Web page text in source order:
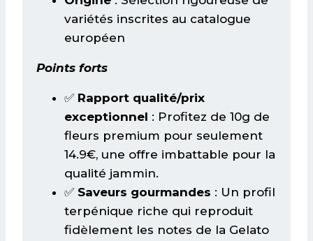
variétés inscrites au catalogue
européen
Points forts
✅ Rapport qualité/prix
exceptionnel : Profitez de 10g de
fleurs premium pour seulement
14.9€, une offre imbattable pour la
qualité jammin.
✅ Saveurs gourmandes : Un profil
terpénique riche qui reproduit
fidèlement les notes de la Gelato